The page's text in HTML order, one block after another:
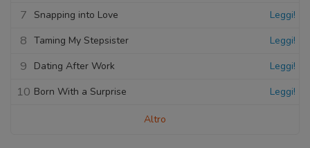
7 Snapping into Love Leggi!
8 Taming My Stepsister Leggi!
9 Dating After Work Leggi!
10 Born With a Surprise Leggi!
Altro